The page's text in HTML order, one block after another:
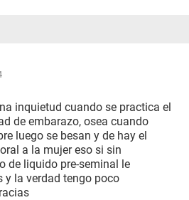
inquietud cuando se practica el
de embarazo, osea cuando
luego se besan y de hay el
a la mujer eso si sin
de liquido pre-seminal le
y la verdad tengo poco